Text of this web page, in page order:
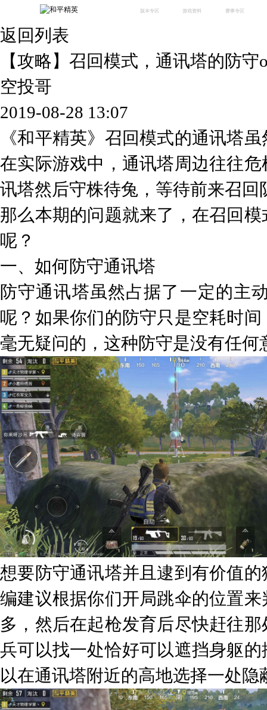
版本专区 游戏资料 赛事专区
视频中心 授权赛 腾
返回列表
【攻略】召回模式，通讯塔的防
空投哥
2019-08-28 13:07
《和平精英》召回模式的通讯塔
在实际游戏中，通讯塔周边往往
讯塔然后守株待兔，等待前来召回
那么本期的问题就来了，在召回
呢？
一、如何防守通讯塔
防守通讯塔虽然占据了一定的主
呢？如果你们的防守只是空耗时
毫无疑问的，这种防守是没有任何
想要防守通讯塔并且逮到有价值
编建议根据你们开局跳伞的位置
多，然后在起枪发育后尽快赶往
兵可以找一处恰好可以遮挡身躯
以在通讯塔附近的高地选择一处